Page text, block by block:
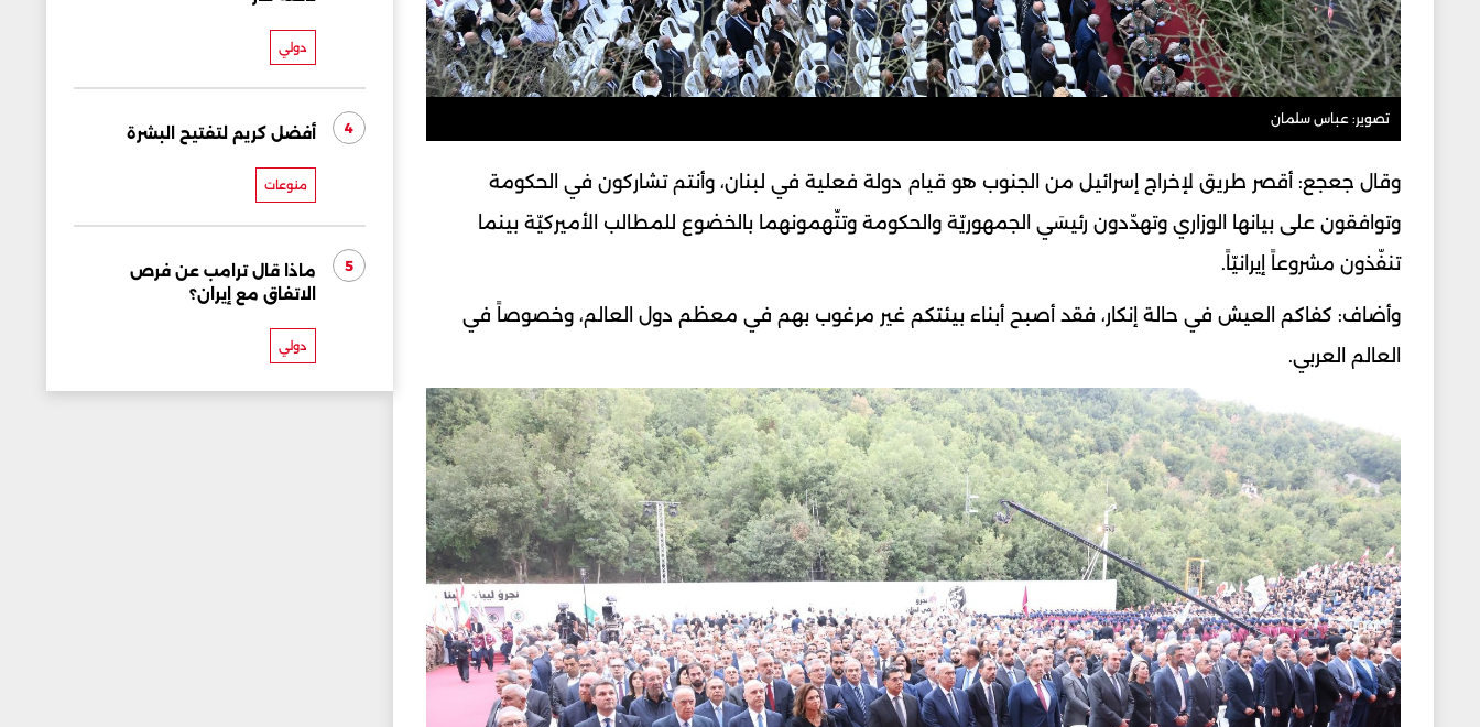
تصوير: عباس سلمان
وقال جعجع: أقصر طريق لإخراج إسرائيل من الجنوب هو قيام دولة فعلية في لبنان، وأنتم تشاركون في الحكومة
وتوافقون على بيانها الوزاري وتهدّدون رئيسَي الجمهوريّة والحكومة وتتّهمونهما بالخضوع للمطالب الأميركيّة بينما
تنفّذون مشروعاً إيرانيّاً.
وأضاف: كفاكم العيش في حالة إنكار، فقد أصبح أبناء بيئتكم غير مرغوب بهم في معظم دول العالم، وخصوصاً في
العالم العربي.
دولي
4 أفضل كريم لتفتيح البشرة
منوعات
5
ماذا قال ترامب عن فرص
الاتفاق مع إيران؟
دولي